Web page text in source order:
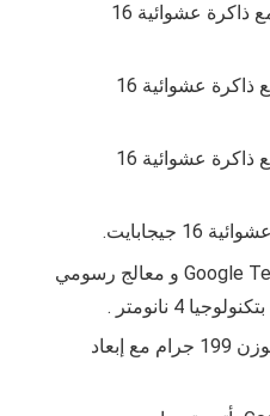
مساحة تخزين 128 جيجابايت مع ذاكرة عشوائية 16
مساحة تخزين 256 جيجابايت مع ذاكرة عشوائية 16
جيجابايت مع ذاكرة عشوائية 16
Google و معالج رسومي
199 جرام مع إبعاد